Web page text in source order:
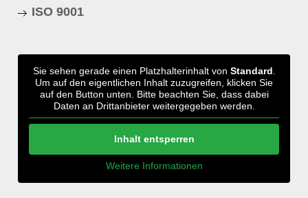
ISO 9001
Sie sehen gerade einen Platzhalterinhalt von Standard
Um auf den eigentlichen Inhalt zuzugreifen, klicken Sie
auf den Button unten. Bitte beachten Sie, dass dabei
Daten an Drittanbieter weitergegeben werden.
Inhalt entsperren
Weitere Informationen